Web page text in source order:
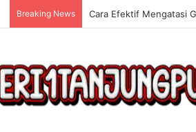
Breaking News Cara Efektif Mengatasi